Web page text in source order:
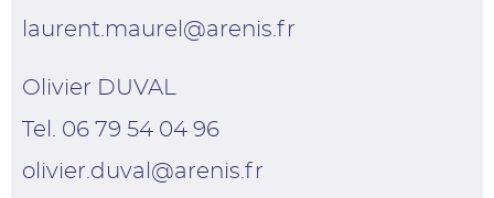
laurent.maurel@arenis.fr
Olivier DUVAL
Tel. 06 79 54 04 96
olivier.duval@arenis.fr